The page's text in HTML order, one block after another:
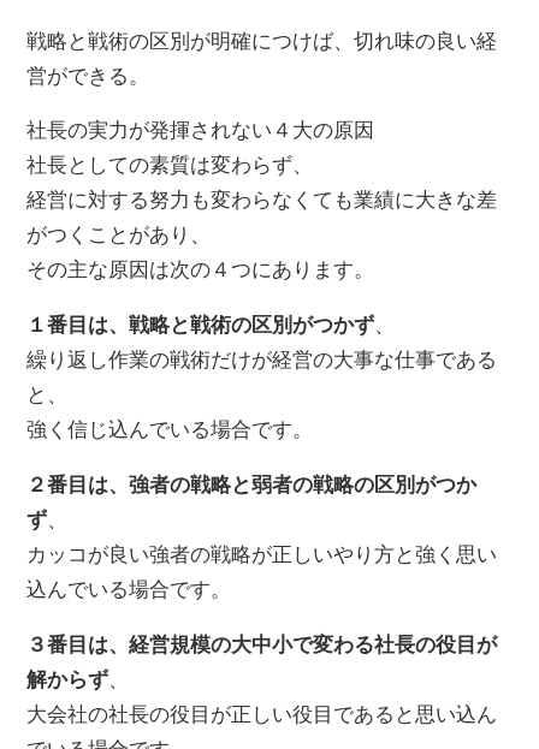
戦略と戦術の区別が明確につけば、切れ味の良い経
営ができる。
社長の実力が発揮されない４大の原因
社長としての素質は変わらず、
経営に対する努力も変わらなくても業績に大きな差
がつくことがあり、
その主な原因は次の４つにあります。
１番目は、戦略と戦術の区別がつかず、
繰り返し作業の戦術だけが経営の大事な仕事である
と、
強く信じ込んでいる場合です。
２番目は、強者の戦略と弱者の戦略の区別がつか
ず、
カッコが良い強者の戦略が正しいやり方と強く思い
込んでいる場合です。
３番目は、経営規模の大中小で変わる社長の役目が
解からず、
大会社の社長の役目が正しい役目であると思い込ん